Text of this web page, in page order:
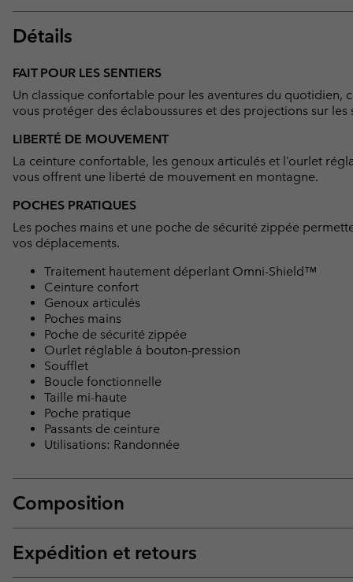
Détails
FAIT POUR LES SENTIERS
Un classique confortable pour les aventures du
vous protéger des éclaboussures et des projections sur les
LIBERTÉ DE MOUVEMENT
La ceinture confortable, les genoux articulés et l’ourlet
vous offrent une liberté de mouvement en montagne.
POCHES PRATIQUES
Les poches mains et une poche de sécurité zippée
vos déplacements.
Traitement hautement déperlant Omni-Shield™
Ceinture confort
Genoux articulés
Poches mains
Poche de sécurité zippée
Ourlet réglable à bouton-pression
Soufflet
Boucle fonctionnelle
Taille mi-haute
Poche pratique
Passants de ceinture
Utilisations: Randonnée
Composition
Expédition et retours